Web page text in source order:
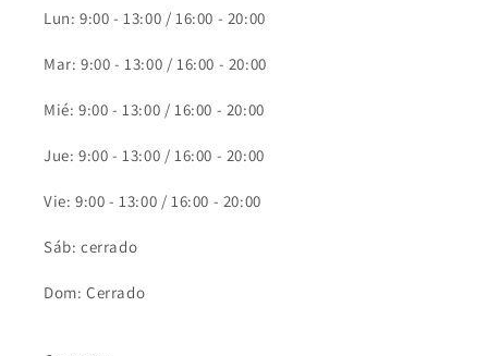
Lun: 9:00 - 13:00 / 16:00 - 20:00
Mar: 9:00 - 13:00 / 16:00 - 20:00
Mié: 9:00 - 13:00 / 16:00 - 20:00
Jue: 9:00 - 13:00 / 16:00 - 20:00
Vie: 9:00 - 13:00 / 16:00 - 20:00
Sáb: cerrado
Dom: Cerrado